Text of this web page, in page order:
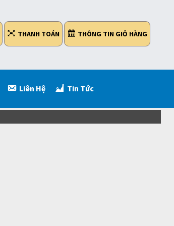
THANH TOÁN THÔNG TIN GIỎ HÀNG
Liên Hệ Tin Tức